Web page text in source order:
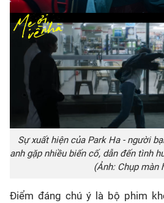
Sự xuất hiện của Park Ha - người
anh gặp nhiều biến cố, dẫn đến tình
(Ảnh: Chụp màn
Điểm đáng chú ý là bộ phim